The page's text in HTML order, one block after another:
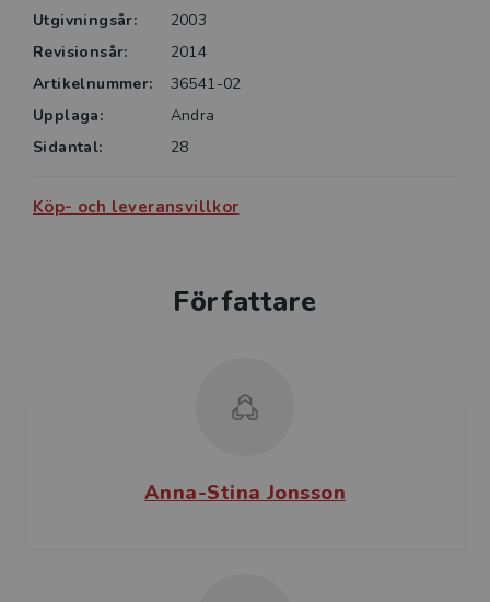
Utgivningsår:
2003
Revisionsår:
2014
Artikelnummer:
36541-02
Upplaga:
Andra
Sidantal:
28
Köp- och leveransvillkor
Författare
Anna-Stina Jonsson